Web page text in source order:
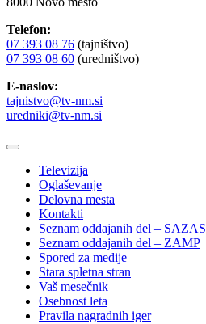
Telefon:
07 393 08 76 (tajništvo)
07 393 08 60 (uredništvo)
E-naslov:
tajnistvo@tv-nm.si
uredniki@tv-nm.si
Televizija
Oglaševanje
Delovna mesta
Kontakti
Seznam oddajanih del – SAZAS
Seznam oddajanih del – ZAMP
Spored za medije
Stara spletna stran
Vaš mesečnik
Osebnost leta
Pravila nagradnih iger